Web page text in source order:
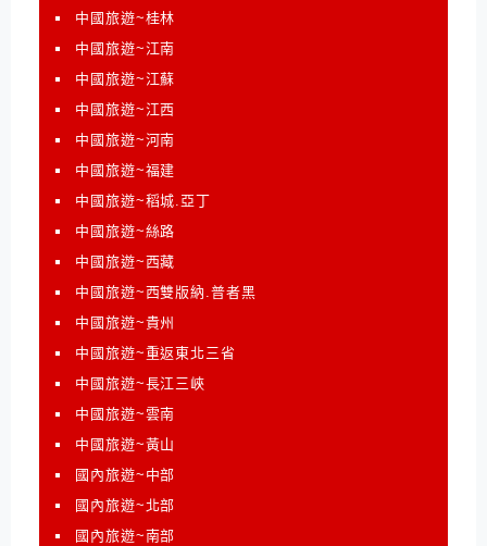
中國旅遊~桂林
中國旅遊~江南
中國旅遊~江蘇
中國旅遊~江西
中國旅遊~河南
中國旅遊~福建
中國旅遊~稻城.亞丁
中國旅遊~絲路
中國旅遊~西藏
中國旅遊~西雙版納.普者黑
中國旅遊~貴州
中國旅遊~重返東北三省
中國旅遊~長江三峽
中國旅遊~雲南
中國旅遊~黃山
國內旅遊~中部
國內旅遊~北部
國內旅遊~南部